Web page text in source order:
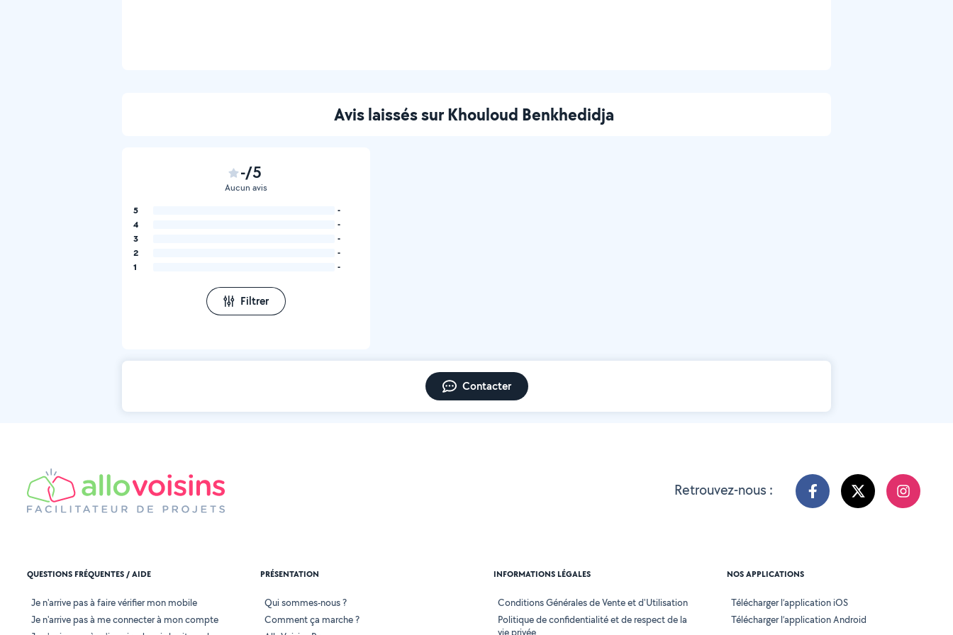
Avis laissés sur Khouloud Benkhedidja
-/5
Aucun avis
5
-
4
-
3
-
2
-
1
-
Filtrer
Contacter
Retrouvez-nous :
QUESTIONS FRÉQUENTES / AIDE
Je n'arrive pas à faire vérifier mon mobile
Je n'arrive pas à me connecter à mon compte
PRÉSENTATION
Qui sommes-nous ?
Comment ça marche ?
INFORMATIONS LÉGALES
Conditions Générales de Vente et d'Utilisation
Politique de confidentialité et de respect de la
vie privée
NOS APPLICATIONS
Télécharger l’application iOS
Télécharger l’application Android